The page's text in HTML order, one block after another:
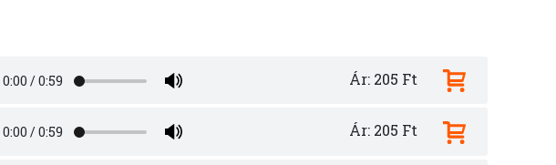
0:00 /0:59 Ár: 205 Ft
0:00 /0:59 Ár: 205 Ft